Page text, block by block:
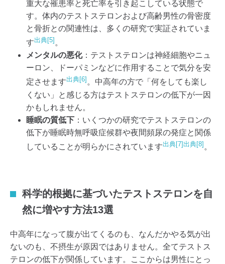
重大な罹患率と死亡率を引き起こしている状態で
す。体内のテストステロンおよび高齢男性の骨密度
と骨折との関連性は、多くの研究で実証されていま
す出典[5] 。
メンタルの悪化：テストステロンは神経細胞やニュ
ーロン、ドーパミンなどに作用することで気分を安
定させます出典[6] 。中高年の方で「何をしても楽し
くない」と感じる方はテストステロンの低下が一因
かもしれません。
睡眠の質低下 ：いくつかの研究でテストステロンの
低下が睡眠時無呼吸症候群や夜間頻尿の発症と関係
していることが明らかにされています出典[7]出典[8] 。
科学的根拠に基づいたテストステロンを自
然に増やす方法13選
中高年になって腹が出てくるのも、なんだかやる気が出
ないのも、不摂生が原因ではありません。全てテストス
テロンの低下が関係しています。ここからは男性にとっ